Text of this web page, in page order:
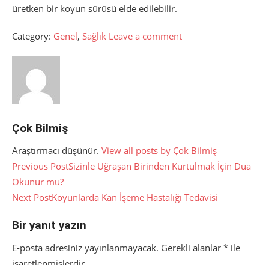
üretken bir koyun sürüsü elde edilebilir.
Category: Genel, Sağlık Leave a comment
Çok Bilmiş
Araştırmacı düşünür. View all posts by Çok Bilmiş
Yazı
gezinmesi
Previous PostSizinle Uğraşan Birinden Kurtulmak İçin Dua
Okunur mu?
Next PostKoyunlarda Kan İşeme Hastalığı Tedavisi
Bir yanıt yazın
E-posta adresiniz yayınlanmayacak. Gerekli alanlar * ile